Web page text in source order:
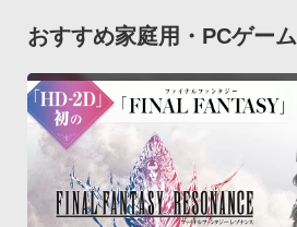
おすすめ家庭用・PCゲーム